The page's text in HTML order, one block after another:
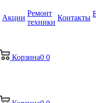
Акции
Ремонт
техники
Контакты
Корзина0 0